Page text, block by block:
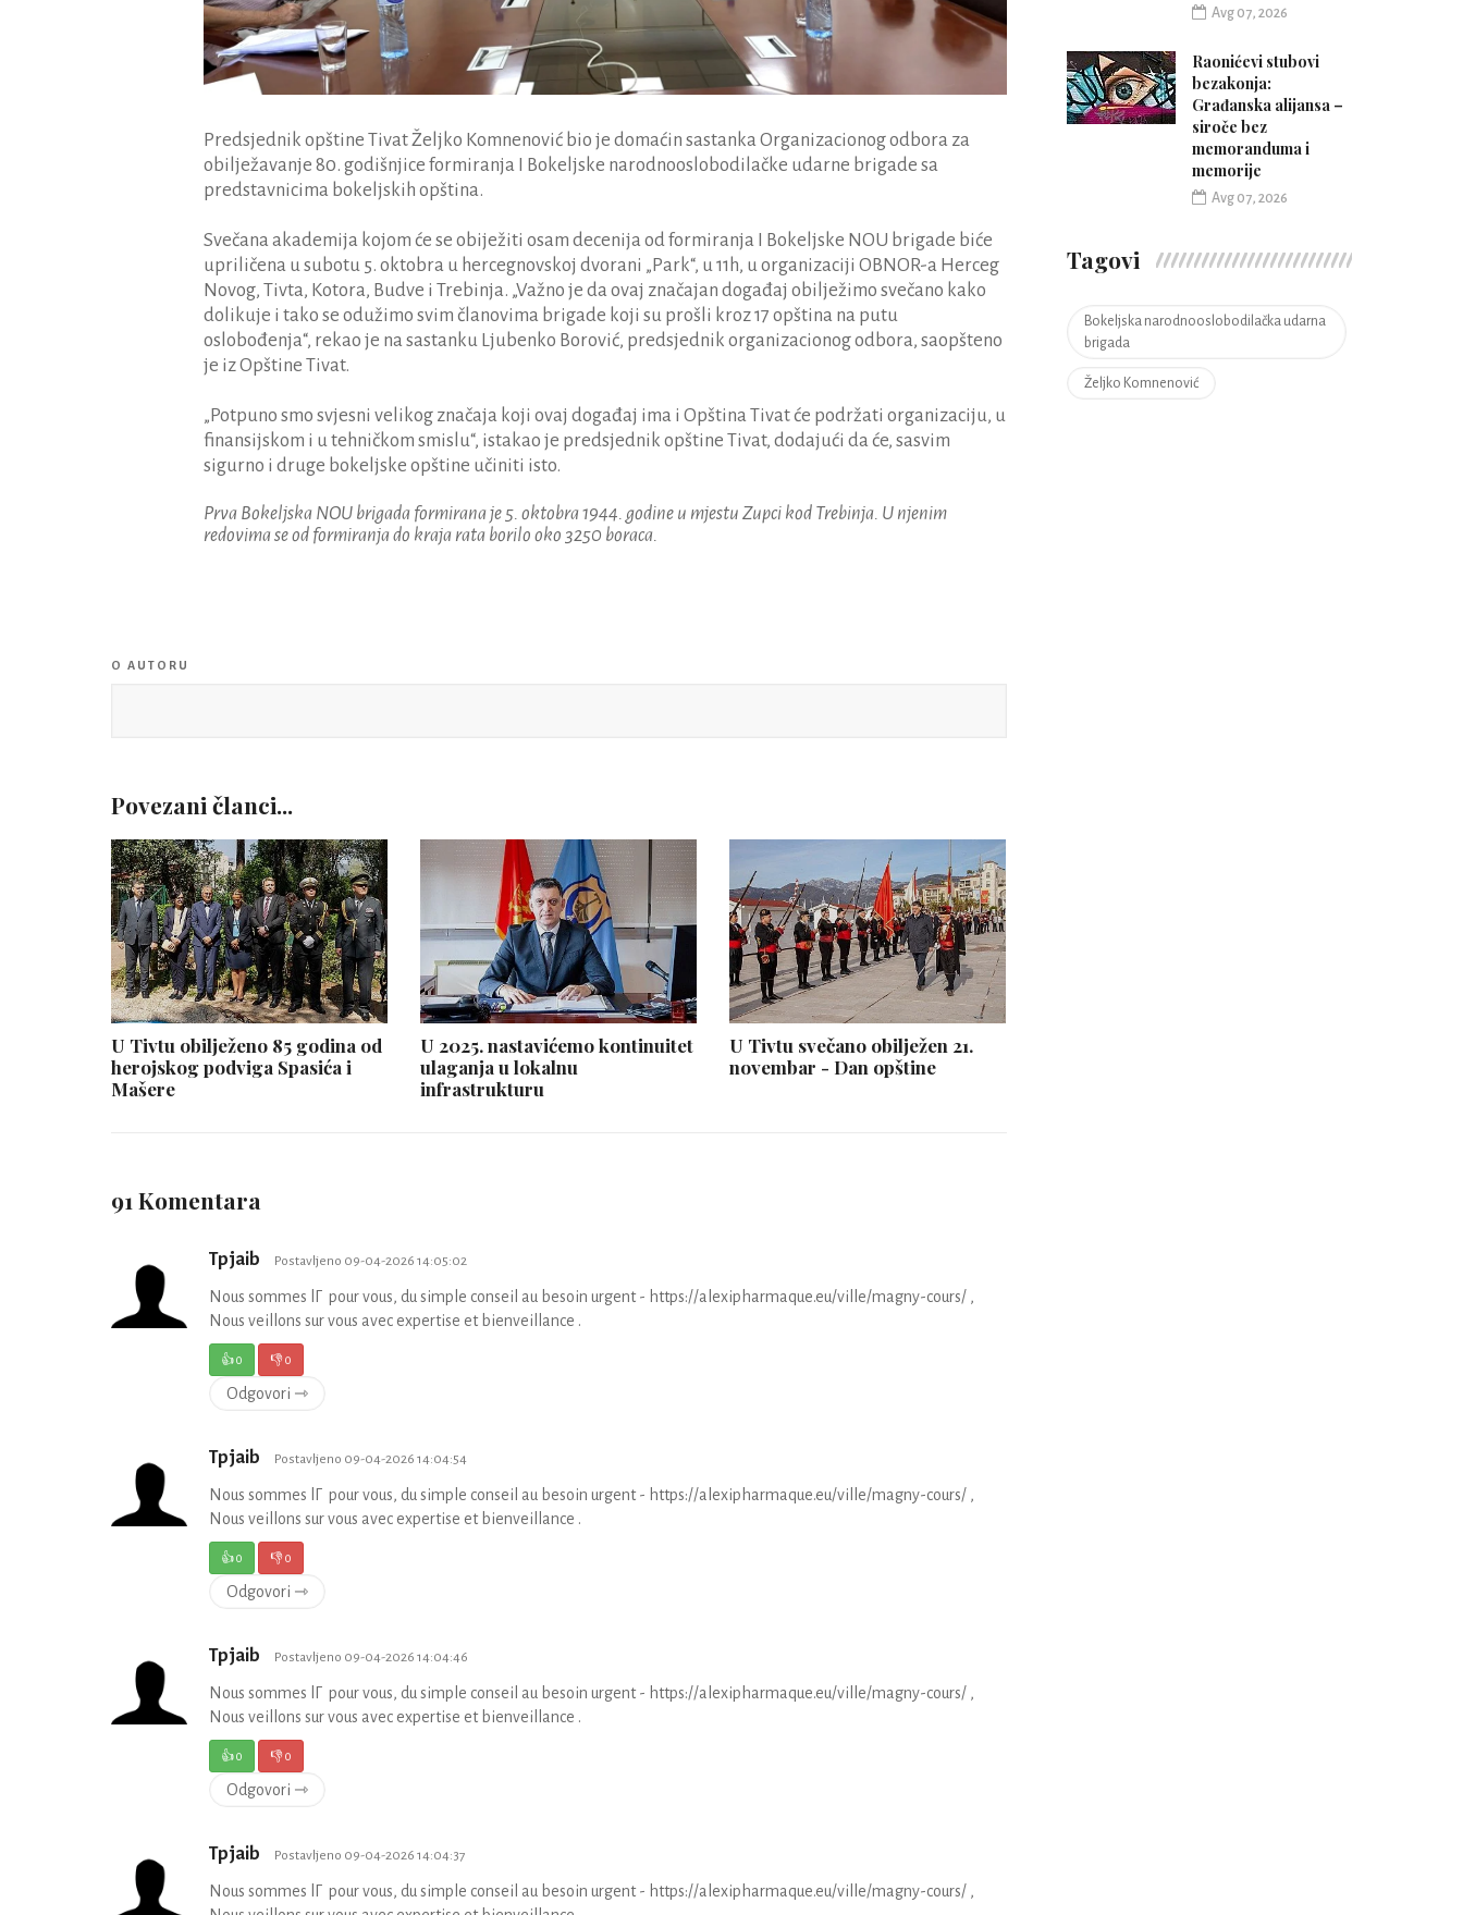
Predsjednik opštine Tivat Željko Komnenović bio je domaćin sastanka Organizacionog odbora za
obilježavanje 80. godišnjice formiranja I Bokeljske narodnooslobodilačke udarne brigade sa
predstavnicima bokeljskih opština.
Svečana akademija kojom će se obiježiti osam decenija od formiranja I Bokeljske NOU brigade biće
upriličena u subotu 5. oktobra u hercegnovskoj dvorani „Park“, u 11h, u organizaciji OBNOR-a Herceg
Novog, Tivta, Kotora, Budve i Trebinja. „Važno je da ovaj značajan događaj obilježimo svečano kako
dolikuje i tako se odužimo svim članovima brigade koji su prošli kroz 17 opština na putu
oslobođenja“, rekao je na sastanku Ljubenko Borović, predsjednik organizacionog odbora, saopšteno
je iz Opštine Tivat.
„Potpuno smo svjesni velikog značaja koji ovaj događaj ima i Opština Tivat će podržati organizaciju, u
finansijskom i u tehničkom smislu“, istakao je predsjednik opštine Tivat, dodajući da će, sasvim
sigurno i druge bokeljske opštine učiniti isto.
Prva Bokeljska NOU brigada formirana je 5. oktobra 1944. godine u mjestu Zupci kod Trebinja. U njenim
redovima se od formiranja do kraja rata borilo oko 3250 boraca.
O AUTORU
Povezani članci...
U Tivtu obilježeno 85 godina od
herojskog podviga Spasića i
Mašere
U 2025. nastavićemo kontinuitet
ulaganja u lokalnu
infrastrukturu
U Tivtu svečano obilježen 21.
novembar - Dan opštine
91 Komentara
Tpjaib Postavljeno 09-04-2026 14:05:02
Nous sommes lГ pour vous, du simple conseil au besoin urgent - https://alexipharmaque.eu/ville/magny-cours/ ,
Nous veillons sur vous avec expertise et bienveillance .
👍0 👎0
Odgovori ⇾
Tpjaib Postavljeno 09-04-2026 14:04:54
Nous sommes lГ pour vous, du simple conseil au besoin urgent - https://alexipharmaque.eu/ville/magny-cours/ ,
Nous veillons sur vous avec expertise et bienveillance .
👍0 👎0
Odgovori ⇾
Tpjaib Postavljeno 09-04-2026 14:04:46
Nous sommes lГ pour vous, du simple conseil au besoin urgent - https://alexipharmaque.eu/ville/magny-cours/ ,
Nous veillons sur vous avec expertise et bienveillance .
👍0 👎0
Odgovori ⇾
Tpjaib Postavljeno 09-04-2026 14:04:37
Nous sommes lГ pour vous, du simple conseil au besoin urgent - https://alexipharmaque.eu/ville/magny-cours/ ,
Avg 07, 2026
Raonićevi stubovi
bezakonja:
Građanska alijansa –
siroče bez
memoranduma i
memorije
Avg 07, 2026
Tagovi
Bokeljska narodnooslobodilačka udarna
brigada
Željko Komnenović